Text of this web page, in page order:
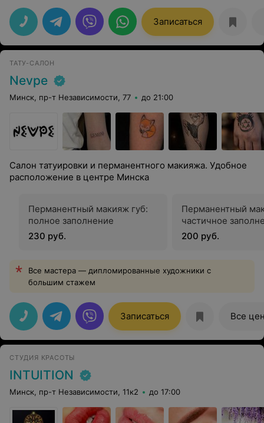
Записаться
ТАТУ-САЛОН
Nevpe
Минск, пр-т Независимости, 77 до 21:00
Салон татуировки и перманентного макияжа. Удобное
расположение в центре Минска
Перманентный макияж губ:
полное заполнение
230 руб.
Перманентный
частичное
200 руб.
Все мастера — дипломированные художники с
большим стажем
Записаться Все
СТУДИЯ КРАСОТЫ
INTUITION
Минск, пр-т Независимости, 11к2 до 17:00